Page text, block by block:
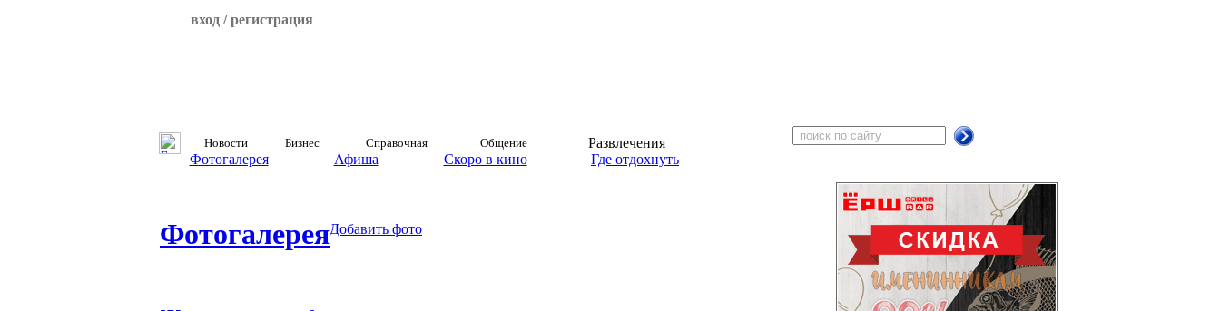
вход / регистрация
Новости Бизнес Справочная Общение
Развлечения
Фотогалерея
Афиша Скоро в кино Где отдохнуть
ФотогалереяДобавить фото